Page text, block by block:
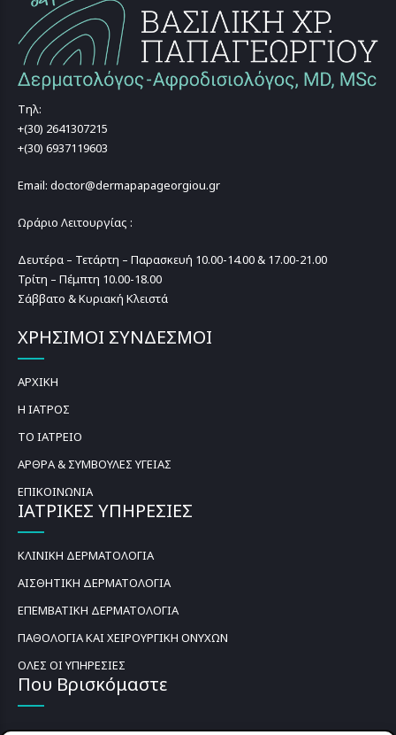
Τηλ:
+(30) 2641307215
+(30) 6937119603
Email: doctor@dermapapageorgiou.gr
Ωράριο Λειτουργίας :
Δευτέρα – Τετάρτη – Παρασκευή 10.00-14.00 & 17.00-21.00
Τρίτη – Πέμπτη 10.00-18.00
Σάββατο & Κυριακή Κλειστά
ΧΡΗΣΙΜΟΙ ΣΥΝΔΕΣΜΟΙ
ΑΡΧΙΚΗ
Η ΙΑΤΡΟΣ
ΤΟ ΙΑΤΡΕΙΟ
ΑΡΘΡΑ & ΣΥΜΒΟΥΛΕΣ ΥΓΕΙΑΣ
ΕΠΙΚΟΙΝΩΝΙΑ
ΙΑΤΡΙΚΕΣ ΥΠΗΡΕΣΙΕΣ
ΚΛΙΝΙΚΗ ΔΕΡΜΑΤΟΛΟΓΙΑ
ΑΙΣΘΗΤΙΚΗ ΔΕΡΜΑΤΟΛΟΓΙΑ
ΕΠΕΜΒΑΤΙΚΗ ΔΕΡΜΑΤΟΛΟΓΙΑ
ΠΑΘΟΛΟΓΙΑ ΚΑΙ ΧΕΙΡΟΥΡΓΙΚΗ ΟΝΥΧΩΝ
ΟΛΕΣ ΟΙ ΥΠΗΡΕΣΙΕΣ
Που Βρισκόμαστε